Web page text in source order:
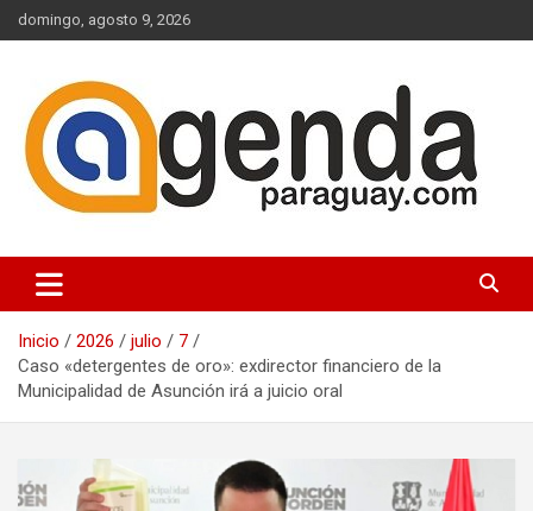
Saltar
al
domingo, agosto 9, 2026
Agenda Paraguay
Inicio 2026 julio
7
Caso «detergentes de oro»: exdirector financiero de la
Municipalidad de Asunción irá a juicio oral